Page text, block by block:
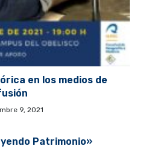
en los medios de
9, 2021
Patrimonio»